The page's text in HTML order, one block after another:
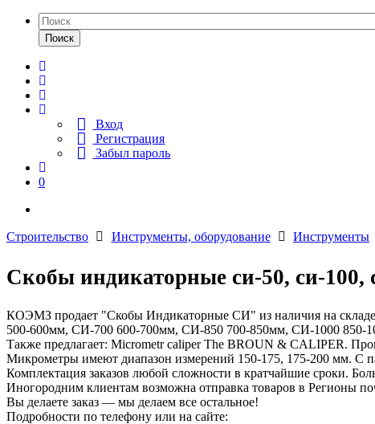
Поиск
Вход
Регистрация
Забыл пароль
0
Строительство Инструменты, оборудование Инструменты
Скобы индикаторные си-50, си-100,
КОЭМЗ продает "Скобы Индикаторные СИ" из наличия на
500-600мм, СИ-700 600-700мм, СИ-850 700-850мм, СИ-1000 850-
Также предлагает: Micrometr caliper The BROUN & CALIPER.
Микрометры имеют диапазон измерений 150-175, 175-200 мм. С
Комплектация заказов любой сложности в кратчайшие сроки.
Иногородним клиентам возможна отправка товаров в Регионы
Вы делаете заказ — мы делаем все остальное!
Подробности по телефону или на сайте: